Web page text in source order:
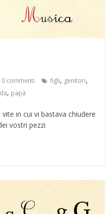
0 commenti figli, genitori,
, papà
vite in cui vi bastava chiudere
vostri pezzi